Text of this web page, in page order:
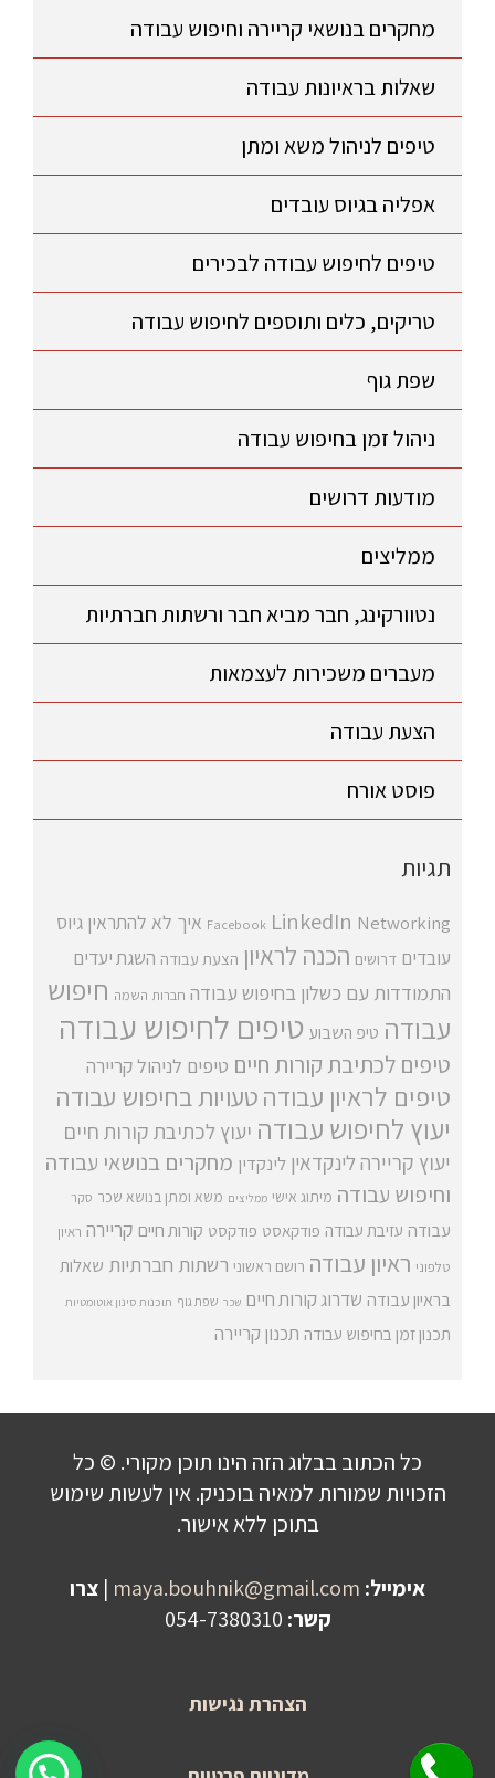
מחקרים בנושאי קריירה וחיפוש עבודה
שאלות בראיונות עבודה
טיפים לניהול משא ומתן
אפליה בגיוס עובדים
טיפים לחיפוש עבודה לבכירים
טריקים, כלים ותוספים לחיפוש עבודה
שפת גוף
ניהול זמן בחיפוש עבודה
מודעות דרושים
ממליצים
נטוורקינג, חבר מביא חבר ורשתות חברתיות
מעברים משכירות לעצמאות
הצעת עבודה
פוסט אורח
תגיות
Facebook LinkedIn Networking איך לא להתראין גיוס
עובדים דרושים הכנה לראיון הצעת עבודה השגת יעדים
התמודדות עם כשלון בחיפוש עבודה חברות השמה חיפוש
עבודה טיפ השבוע טיפים לחיפוש עבודה
טיפים לכתיבת קורות חיים טיפים לניהול קריירה
טיפים לראיון עבודהטעויות בחיפוש עבודה
יעוץ לחיפוש עבודה יעוץ לכתיבת קורות חיים
יעוץ קריירה לינקדאין לינקדין מחקרים בנושאי עבודה
וחיפוש עבודה מיתוג אישי ממליצים משא ומתן בנושא שכר סקר
עבודה עזיבת עבודה פודקאסט פודקסט קורות חיים קריירה ראיון
טלפוני ראיון עבודה רושם ראשוני רשתות חברתיות שאלות
בראיון עבודה שדרוג קורות חיים שכר שפת גוף תוכנות סינון אוטומטיות
תכנון זמן בחיפוש עבודה תכנון קריירה
כל הכתוב בבלוג הזה הינו תוכן מקורי. © כל
הזכויות שמורות למאיה בוכניק. אין לעשות שימוש
בתוכן ללא אישור.
אימייל: maya.bouhnik@gmail.com
| צרו
קשר:
הצהרת נגישות
שלחו הודעה לקבלת פרטים על היעוץ!